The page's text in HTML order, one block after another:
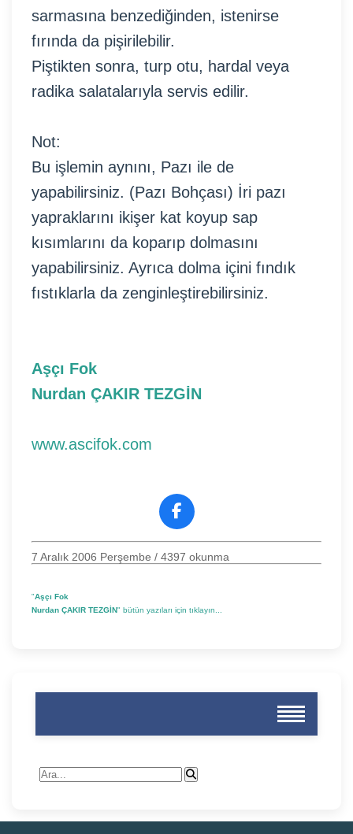
sarmasına benzediğinden, istenirse
fırında da pişirilebilir.
Piştikten sonra, turp otu, hardal veya
radika salatalarıyla servis edilir.
Not:
Bu işlemin aynını, Pazı ile de
yapabilirsiniz. (Pazı Bohçası) İri pazı
yapraklarını ikişer kat koyup sap
kısımlarını da koparıp dolmasını
yapabilirsiniz. Ayrıca dolma içini fındık
fıstıklarla da zenginleştirebilirsiniz.
Aşçı Fok
Nurdan ÇAKIR TEZGİN
www.ascifok.com
7 Aralık 2006 Perşembe / 4397 okunma
"Aşçı Fok
Nurdan ÇAKIR TEZGİN" bütün yazıları için tıklayın...